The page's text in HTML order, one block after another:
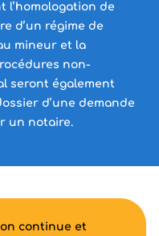
de
d’un régime de
mineur et la
non-
seront également
d’une demande
un notaire.
continue et